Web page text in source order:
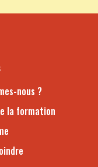
nous ?
la formation